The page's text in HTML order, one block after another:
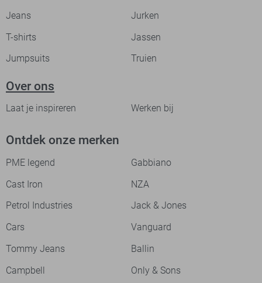
Jeans
Jurken
T-shirts
Jassen
Jumpsuits
Truien
Over ons
Laat je inspireren Werken bij
Ontdek onze merken
PME legend
Gabbiano
Cast Iron
NZA
Petrol Industries
Jack & Jones
Cars
Vanguard
Tommy Jeans
Ballin
Campbell
Only & Sons